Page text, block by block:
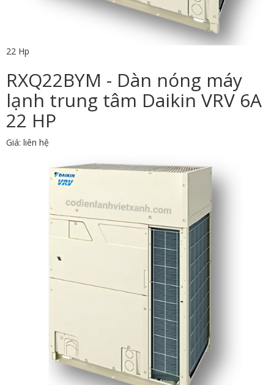
22 Hp
RXQ22BYM - Dàn nóng máy
lạnh trung tâm Daikin VRV 6A
22 HP
Giá: liên hệ